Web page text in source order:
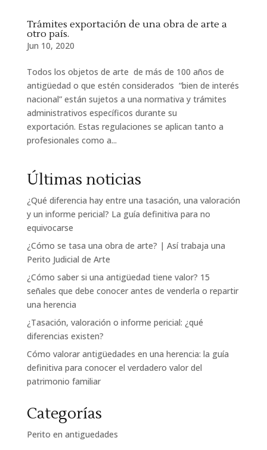
Trámites exportación de una obra de arte a
otro país.
Jun 10, 2020
Todos los objetos de arte de más de 100 años de
antigüedad o que estén considerados “bien de interés
nacional” están sujetos a una normativa y trámites
administrativos específicos durante su
exportación. Estas regulaciones se aplican tanto a
profesionales como a...
Últimas noticias
¿Qué diferencia hay entre una tasación, una valoración
y un informe pericial? La guía definitiva para no
equivocarse
¿Cómo se tasa una obra de arte? | Así trabaja una
Perito Judicial de Arte
¿Cómo saber si una antigüedad tiene valor? 15
señales que debe conocer antes de venderla o repartir
una herencia
¿Tasación, valoración o informe pericial: ¿qué
diferencias existen?
Cómo valorar antigüedades en una herencia: la guía
definitiva para conocer el verdadero valor del
patrimonio familiar
Categorías
Perito en antiguedades